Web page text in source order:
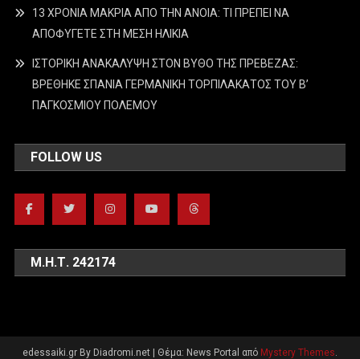
13 ΧΡΟΝΙΑ ΜΑΚΡΙΑ ΑΠΟ ΤΗΝ ΑΝΟΙΑ: ΤΙ ΠΡΕΠΕΙ ΝΑ
ΑΠΟΦΥΓΕΤΕ ΣΤΗ ΜΕΣΗ ΗΛΙΚΙΑ
ΙΣΤΟΡΙΚΗ ΑΝΑΚΑΛΥΨΗ ΣΤΟΝ ΒΥΘΟ ΤΗΣ ΠΡΕΒΕΖΑΣ:
ΒΡΕΘΗΚΕ ΣΠΑΝΙΑ ΓΕΡΜΑΝΙΚΗ ΤΟΡΠΙΛΑΚΑΤΟΣ ΤΟΥ Β’
ΠΑΓΚΟΣΜΙΟΥ ΠΟΛΕΜΟΥ
FOLLOW US
Μ.Η.Τ. 242174
edessaiki.gr By Diadromi.net | Θέμα: News Portal από Mystery Themes